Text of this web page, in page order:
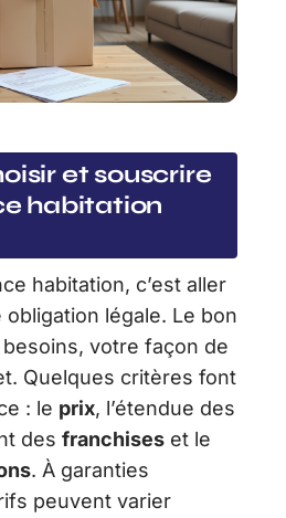
et souscrire
habitation
habitation, c’est aller
légale. Le bon
votre façon de
Quelques critères font
: le prix, l’étendue des
des franchises et le
. À garanties
peuvent varier